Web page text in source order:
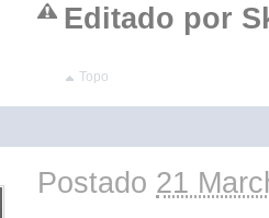
Editado por
Topo
Postado 21